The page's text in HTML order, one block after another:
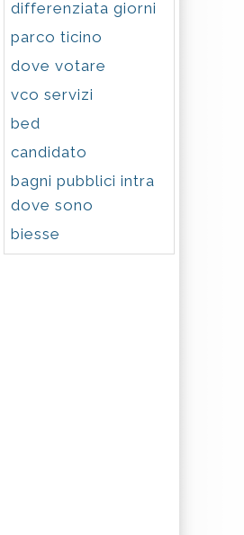
differenziata giorni
parco ticino
dove votare
vco servizi
bed
candidato
bagni pubblici intra
dove sono
biesse